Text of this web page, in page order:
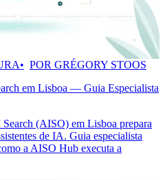
POR GRÉGORY STOOS
em Lisboa — Guia Especialista
(AISO) em Lisboa prepara
de IA. Guia especialista
a AISO Hub executa a